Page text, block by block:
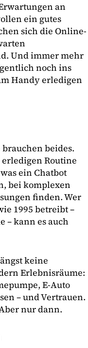
an
ein gutes
sich die Online-
Und immer mehr
noch ins
Handy erledigen
beides.
Routine
ein Chatbot
bei komplexen
finden. Wer
1995 betreibt –
– kann es auch
keine
Erlebnisräume:
E-Auto
– und Vertrauen.
nur dann.